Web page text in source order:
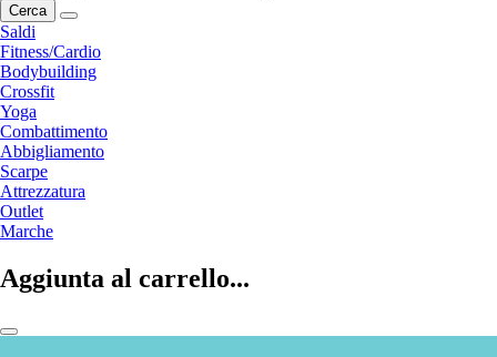
Cerca
Saldi
Fitness/Cardio
Bodybuilding
Crossfit
Yoga
Combattimento
Abbigliamento
Scarpe
Attrezzatura
Outlet
Marche
Aggiunta al carrello...